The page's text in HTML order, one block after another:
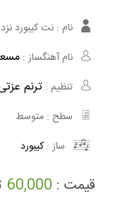
نام : نت کیبورد
نام آهنگساز :
تنظیم : ترنم
سطح : متوسط
ساز : کیبورد
قیمت : 60,000